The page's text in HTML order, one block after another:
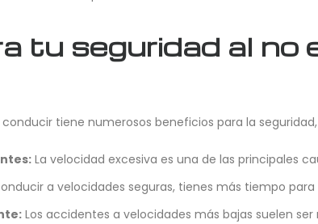
tu seguridad al no
tiene numerosos beneficios para la
La velocidad excesiva es una de las principales
a velocidades seguras, tienes más tiempo
Los accidentes a velocidades más bajas suelen ser